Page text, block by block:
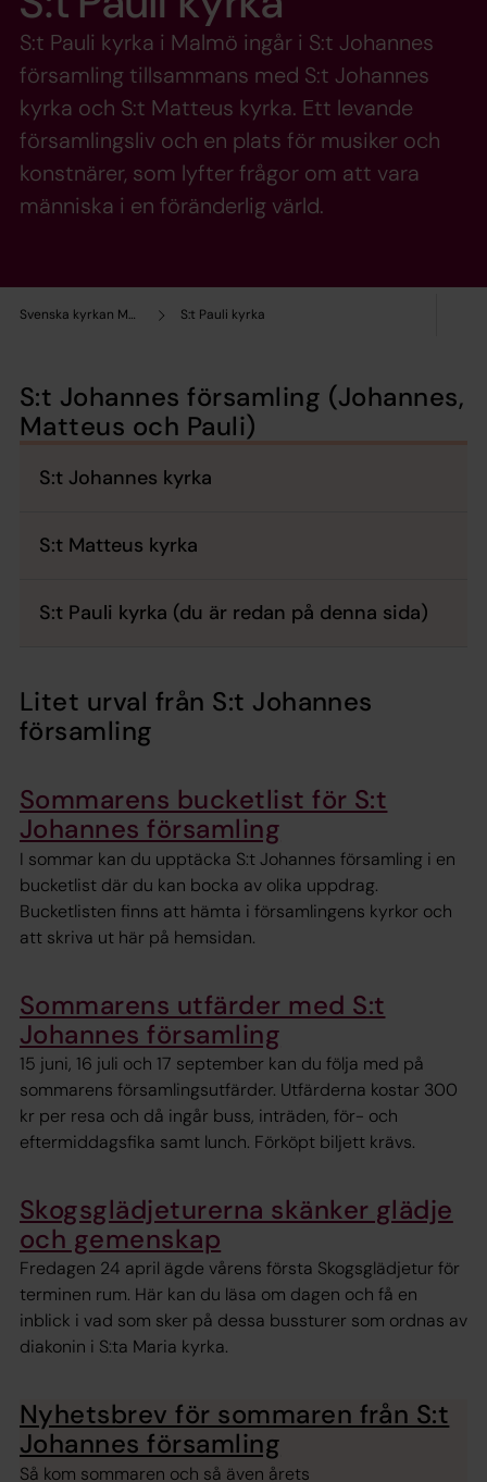
Svenska kyrkan Malmö S:t Pauli kyrka
S:t Pauli kyrka i Malmö ingår i S:t Johannes
församling tillsammans med S:t Johannes
kyrka och S:t Matteus kyrka. Ett levande
församlingsliv och en plats för musiker och
konstnärer, som lyfter frågor om att vara
människa i en föränderlig värld.
S:t Johannes församling (Johannes,
Matteus och Pauli)
S:t Johannes kyrka
S:t Matteus kyrka
S:t Pauli kyrka (du är redan på denna sida)
Litet urval från S:t Johannes
församling
Sommarens bucketlist för S:t
Johannes församling
I sommar kan du upptäcka S:t Johannes församling i en
bucketlist där du kan bocka av olika uppdrag.
Bucketlisten finns att hämta i församlingens kyrkor och
att skriva ut här på hemsidan.
Sommarens utfärder med S:t
Johannes församling
15 juni, 16 juli och 17 september kan du följa med på
sommarens församlingsutfärder. Utfärderna kostar 300
kr per resa och då ingår buss, inträden, för- och
eftermiddagsfika samt lunch. Förköpt biljett krävs.
Skogsglädjeturerna skänker glädje
och gemenskap
Fredagen 24 april ägde vårens första Skogsglädjetur för
terminen rum. Här kan du läsa om dagen och få en
inblick i vad som sker på dessa bussturer som ordnas av
diakonin i S:ta Maria kyrka.
Nyhetsbrev för sommaren från S:t
Johannes församling
Så kom sommaren och så även årets